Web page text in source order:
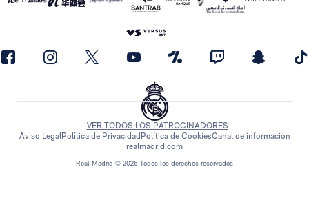
Real Madrid © 2026 Todos los derechos reservados
VER TODOS LOS PATROCINADORES
Aviso LegalPolítica de Privacidad Política de CookiesCanal de información
realmadrid.com